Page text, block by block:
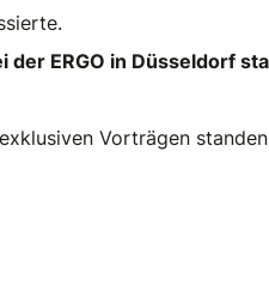
der ERGO in Düsseldorf
Vorträgen